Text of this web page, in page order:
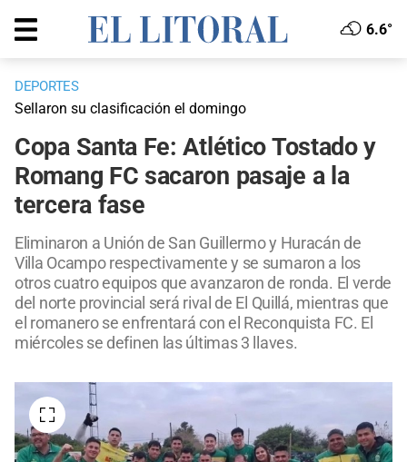
6.6°
DEPORTES
Sellaron su clasificación el domingo
Copa Santa Fe: Atlético Tostado y
Romang FC sacaron pasaje a la
tercera fase
Eliminaron a Unión de San Guillermo y Huracán de
Villa Ocampo respectivamente y se sumaron a los
otros cuatro equipos que avanzaron de ronda. El verde
del norte provincial será rival de El Quillá, mientras que
el romanero se enfrentará con el Reconquista FC. El
miércoles se definen las últimas 3 llaves.